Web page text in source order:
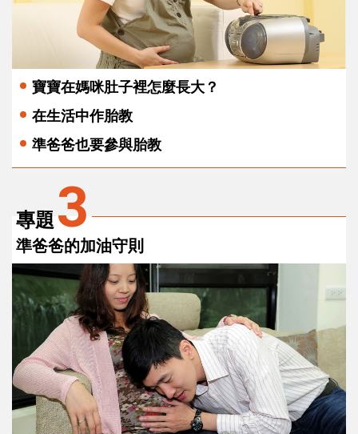
寶寶在媽咪肚子裡怎麼長大？
在生活中作胎教
準爸爸也要參與胎教
專題3
準爸爸的加油守則